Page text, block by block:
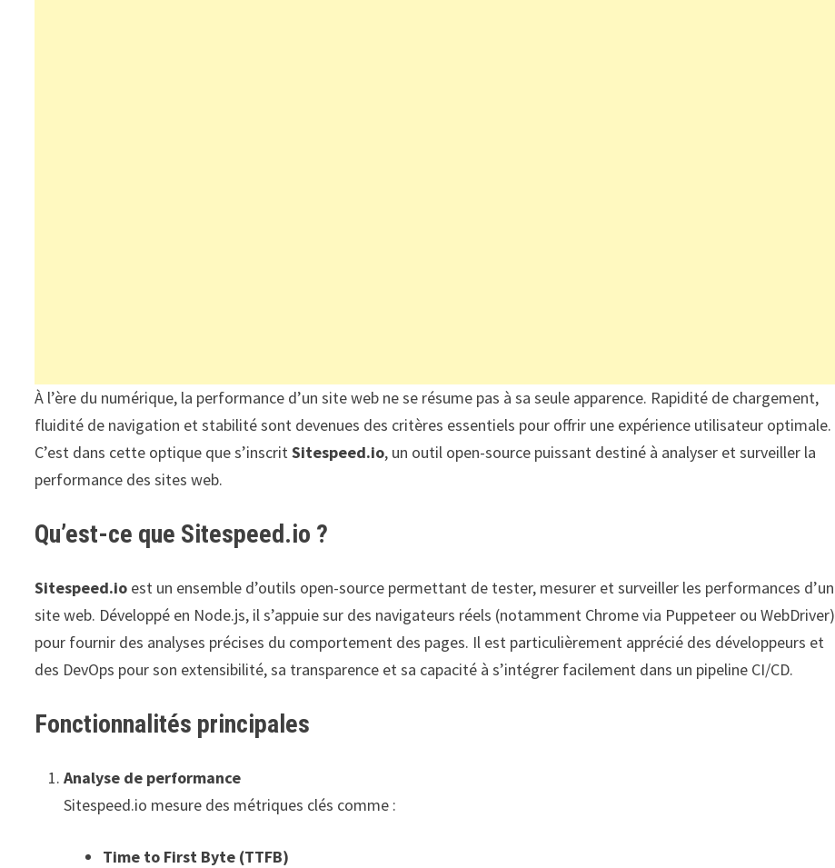
À l’ère du numérique, la performance d’un site web ne se résume pas à sa seule apparence. Rapidité de chargement,
fluidité de navigation et stabilité sont devenues des critères essentiels pour offrir une expérience utilisateur optimale.
C’est dans cette optique que s’inscritSitespeed.io, un outil open-source puissant destiné à analyser et surveiller la
performance des sites web.
Qu’est-ce que Sitespeed.io ?
Sitespeed.io est un ensemble d’outils open-source permettant de tester, mesurer et surveiller les performances d’un
site web. Développé en Node.js, il s’appuie sur des navigateurs réels (notamment Chrome via Puppeteer ou WebDriver)
pour fournir des analyses précises du comportement des pages. Il est particulièrement apprécié des développeurs et
des DevOps pour son extensibilité, sa transparence et sa capacité à s’intégrer facilement dans un pipeline CI/CD.
Fonctionnalités principales
Analyse de performance
Sitespeed.io mesure des métriques clés comme :
Time to First Byte (TTFB)